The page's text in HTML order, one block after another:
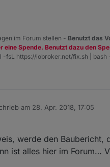
im Forum stellen - Benutzt das
eine Spende. Benutzt dazu den
-fsL https://iobroker.net/fix.sh | bash
am 28. Apr. 2018, 17:05
editiert von
werde den Baubericht,
ist alles hier im Forum…